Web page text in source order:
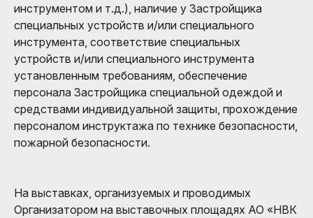
инструментом и т.д.), наличие у Застройщика
специальных устройств и/или специального
инструмента, соответствие специальных
устройств и/или специального инструмента
установленным требованиям, обеспечение
персонала Застройщика специальной одеждой и
средствами индивидуальной защиты, прохождение
персоналом инструктажа по технике безопасности,
пожарной безопасности.
На выставках, организуемых и проводимых
Организатором на выставочных площадях АО «НВК